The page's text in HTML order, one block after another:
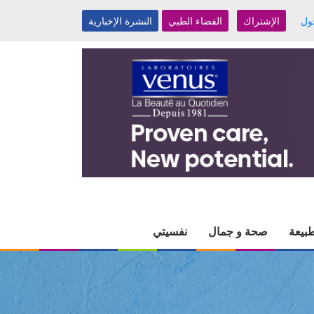
الإشتراك الفضاء الطبي النشرة الإخبارية
صحة و جمال نفسيتي